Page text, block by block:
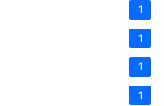
1
1
1
1